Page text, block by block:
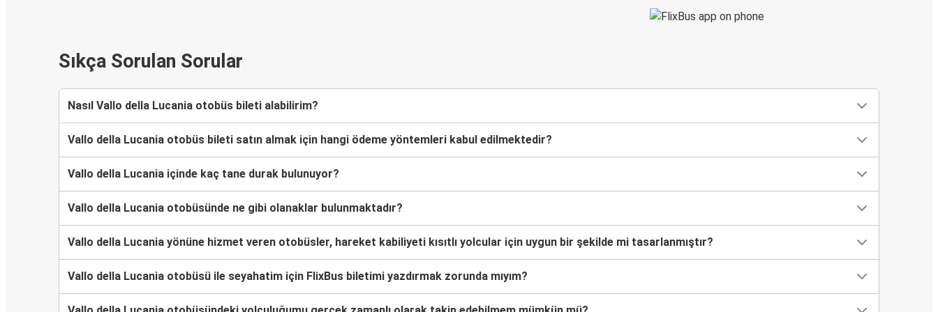
Sıkça Sorulan Sorular
Nasıl Vallo della Lucania otobüs bileti alabilirim?
Vallo della Lucania otobüs bileti satın almak için hangi ödeme yöntemleri kabul edilmektedir?
Vallo della Lucania içinde kaç tane durak bulunuyor?
Vallo della Lucania otobüsünde ne gibi olanaklar bulunmaktadır?
Vallo della Lucania yönüne hizmet veren otobüsler, hareket kabiliyeti kısıtlı yolcular için uygun bir şekilde mi tasarlanmıştır?
Vallo della Lucania otobüsü ile seyahatim için FlixBus biletimi yazdırmak zorunda mıyım?